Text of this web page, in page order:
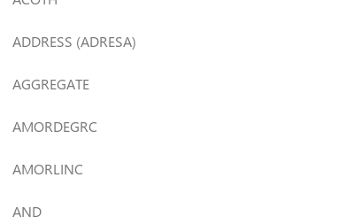
ADDRESS (ADRESA)
AGGREGATE
AMORDEGRC
AMORLINC
AND